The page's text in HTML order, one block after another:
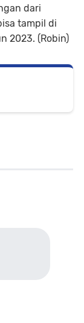
dari
tampil di
2023. (Robin)